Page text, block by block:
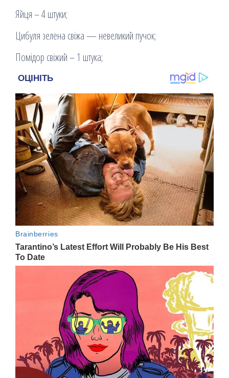
Яйця – 4 штуки;
Цибуля зелена свіжа — невеликий пучок;
Помідор свіжий – 1 штука;